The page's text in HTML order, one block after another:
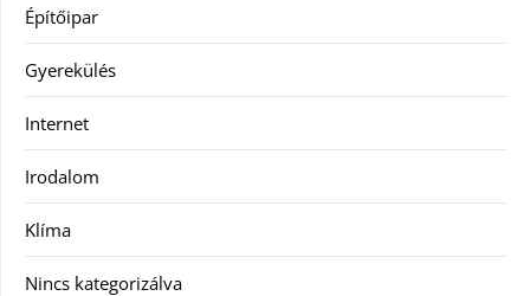
Építőipar
Gyerekülés
Internet
Irodalom
Klíma
Nincs kategorizálva